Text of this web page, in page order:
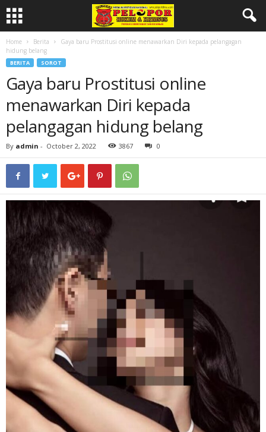
Home Berita
Gaya baru Prostitusi online menawarkan Diri kepada pelangagan
hidung belang
BERITA SOROT
Gaya baru Prostitusi online
menawarkan Diri kepada
pelangagan hidung belang
By admin - October 2, 2022 3867 0